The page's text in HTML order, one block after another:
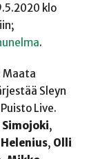
klo
.
Maata
Sleyn
Live.
Simojoki,
, Olli